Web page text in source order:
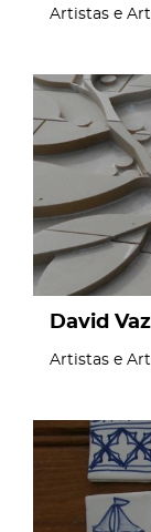
Artistas e
page
David
Artistas e
page